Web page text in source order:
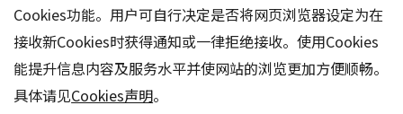
Cookies功能。用户可自行决定是否将网页浏览器设定为在
接收新Cookies时获得通知或一律拒绝接收。使用Cookies
能提升信息内容及服务水平并使网站的浏览更加方便顺畅。
具体请见Cookies声明。